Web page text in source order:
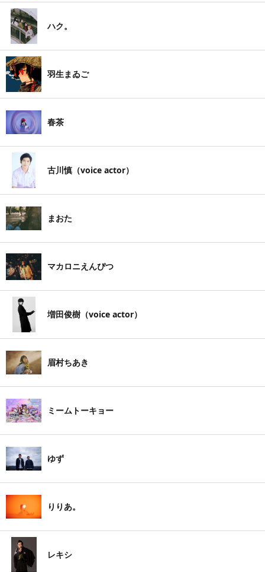
ハク。
羽生まゐご
春茶
古川慎（voice actor）
まおた
マカロニえんぴつ
増田俊樹（voice actor）
眉村ちあき
ミームトーキョー
ゆず
りりあ。
レキシ